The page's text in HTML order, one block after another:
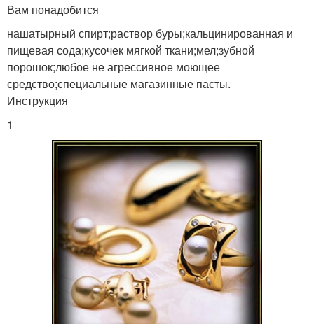
Вам понадобится
нашатырный спирт;раствор буры;кальцинированная и
пищевая сода;кусочек мягкой ткани;мел;зубной
порошок;любое не агрессивное моющее
средство;специальные магазинные пасты.
Инструкция
1